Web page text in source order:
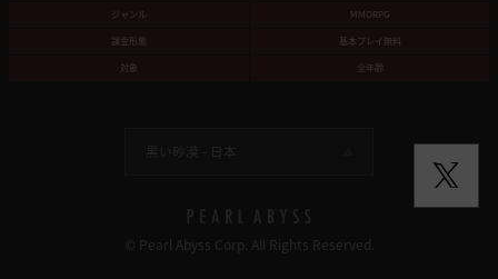
ジャンル
MMORPG
課金形態
基本プレイ無料
対象
全年齢
黒い砂漠 - 日本
© Pearl Abyss Corp. All Rights Reserved.